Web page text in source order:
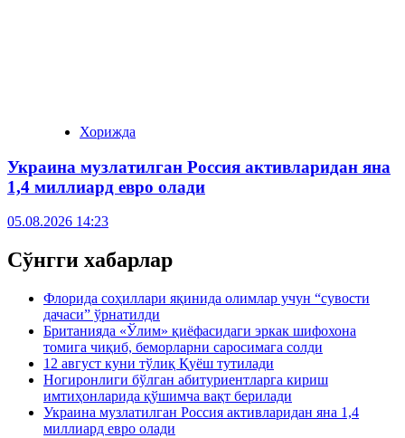
Хорижда
Украина музлатилган Россия активларидан яна
1,4 миллиард евро олади
05.08.2026 14:23
Сўнгги хабарлар
Флорида соҳиллари яқинида олимлар учун “сувости
дачаси” ўрнатилди
Британияда «Ўлим» қиёфасидаги эркак шифохона
томига чиқиб, беморларни саросимага солди
12 август куни тўлиқ Қуёш тутилади
Ногиронлиги бўлган абитуриентларга кириш
имтиҳонларида қўшимча вақт берилади
Украина музлатилган Россия активларидан яна 1,4
миллиард евро олади